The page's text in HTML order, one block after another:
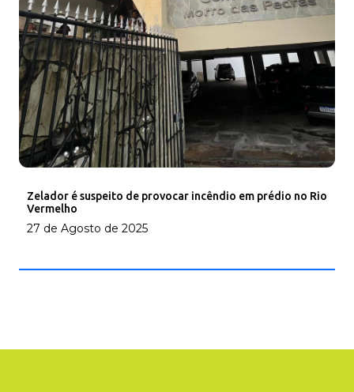
Zelador é suspeito de provocar incêndio em prédio no Rio
Vermelho
27 de Agosto de 2025